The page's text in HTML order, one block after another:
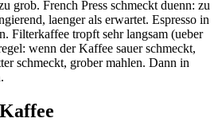
grob. French Press schmeckt duenn: zu
laenger als erwartet. Espresso in
Filterkaffee tropft sehr langsam (ueber
wenn der Kaffee sauer schmeckt,
schmeckt, grober mahlen. Dann in